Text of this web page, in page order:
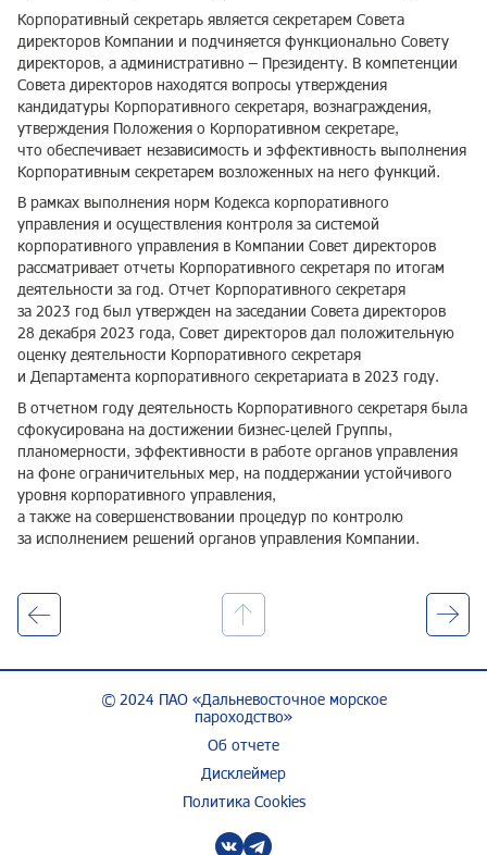
Корпоративный секретарь является секретарем Совета
директоров Компании и подчиняется функционально Совету
директоров, а административно – Президенту. В компетенции
Совета директоров находятся вопросы утверждения
кандидатуры Корпоративного секретаря, вознаграждения,
утверждения Положения о Корпоративном секретаре,
что обеспечивает независимость и эффективность выполнения
Корпоративным секретарем возложенных на него функций.
В рамках выполнения норм Кодекса корпоративного
управления и осуществления контроля за системой
корпоративного управления в Компании Совет директоров
рассматривает отчеты Корпоративного секретаря по итогам
деятельности за год. Отчет Корпоративного секретаря
за 2023 год был утвержден на заседании Совета директоров
28 декабря 2023 года, Совет директоров дал положительную
оценку деятельности Корпоративного секретаря
и Департамента корпоративного секретариата в 2023 году.
В отчетном году деятельность Корпоративного секретаря была
сфокусирована на достижении бизнес‑целей Группы,
планомерности, эффективности в работе органов управления
на фоне ограничительных мер, на поддержании устойчивого
уровня корпоративного управления,
а также на совершенствовании процедур по контролю
за исполнением решений органов управления Компании.
© 2024 ПАО «Дальневосточное морское
пароходство»
Об отчете
Дисклеймер
Политика Cookies